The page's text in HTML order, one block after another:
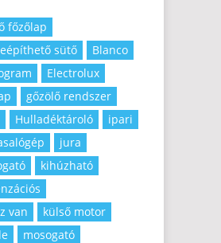
főzőlap
sütő
Blanco
Electrolux
gőzölő rendszer
Hulladéktároló
ipari
jura
kihúzható
van
külső motor
mosogató